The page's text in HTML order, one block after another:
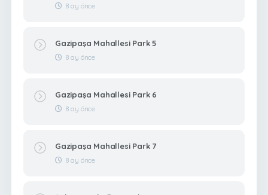
8 ay önce
Gazipaşa Mahallesi Park 5
8 ay önce
Gazipaşa Mahallesi Park 6
8 ay önce
Gazipaşa Mahallesi Park 7
8 ay önce